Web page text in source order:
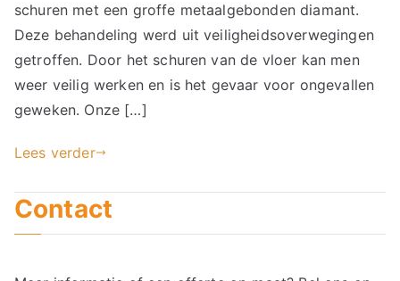
schuren met een groffe metaalgebonden diamant.
Deze behandeling werd uit veiligheidsoverwegingen
getroffen. Door het schuren van de vloer kan men
weer veilig werken en is het gevaar voor ongevallen
geweken. Onze […]
Lees verder
Contact